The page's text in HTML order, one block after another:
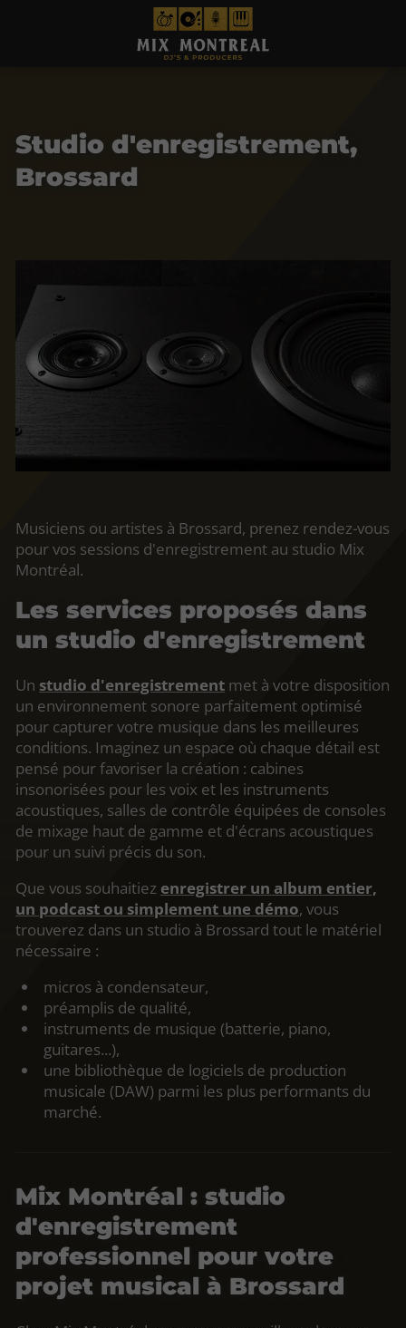
Studio d'enregistrement,
Brossard
Musiciens ou artistes à Brossard, prenez rendez-vous
pour vos sessions d'enregistrement au studio Mix
Montréal.
Les services proposés dans
un studio d'enregistrement
Un studio d'enregistrement met à votre disposition
un environnement sonore parfaitement optimisé
pour capturer votre musique dans les meilleures
conditions. Imaginez un espace où chaque détail est
pensé pour favoriser la création : cabines
insonorisées pour les voix et les instruments
acoustiques, salles de contrôle équipées de consoles
de mixage haut de gamme et d'écrans acoustiques
pour un suivi précis du son.
Que vous souhaitiez enregistrer un album entier,
un podcast ou simplement une démo, vous
trouverez dans un studio à Brossard tout le matériel
nécessaire :
micros à condensateur,
préamplis de qualité,
instruments de musique (batterie, piano,
guitares...),
une bibliothèque de logiciels de production
musicale (DAW) parmi les plus performants du
marché.
Mix Montréal : studio
d'enregistrement
professionnel pour votre
projet musical à Brossard